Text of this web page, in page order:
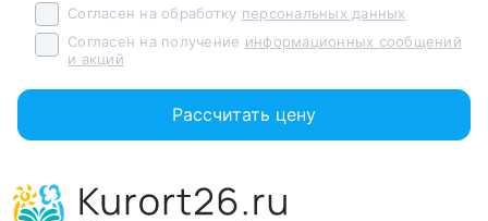
Согласен на обработку персональных данных
Согласен на получение информационных сообщений
и акций
Рассчитать цену